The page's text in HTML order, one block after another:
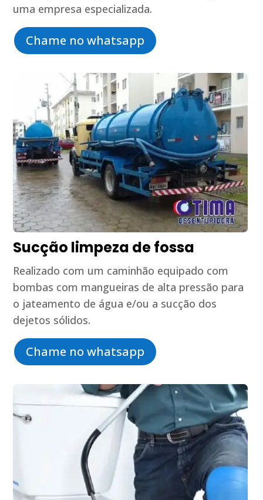
uma empresa especializada.
Chame no whatsapp
Sucção limpeza de fossa
Realizado com um caminhão equipado com
bombas com mangueiras de alta pressão para
o jateamento de água e/ou a sucção dos
dejetos sólidos.
Chame no whatsapp